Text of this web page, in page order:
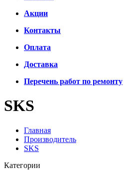
Акции
Контакты
Оплата
Доставка
Перечень работ по ремонту
SKS
Главная
Производитель
SKS
Категории